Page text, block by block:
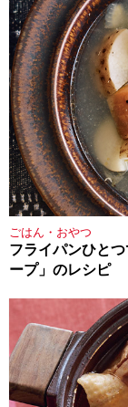
ごはん・おやつ
フライパンひと
ープ」のレシピ